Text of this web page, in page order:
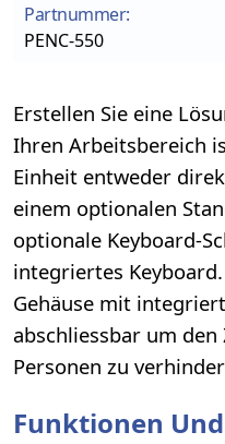
Partnummer:
PENC-550
Erstellen Sie eine
Ihren Arbeitsbereich
Einheit entweder
einem optionalen
optionale Keyboard-
integriertes
Gehäuse mit
abschliessbar um
Personen zu
Funktionen